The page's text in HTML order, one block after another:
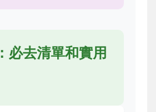
必去清單和實用